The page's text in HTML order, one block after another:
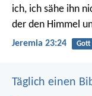
ich, ich sähe ihn
der den Himmel
Jeremia 23:24 Gott
Täglich einen